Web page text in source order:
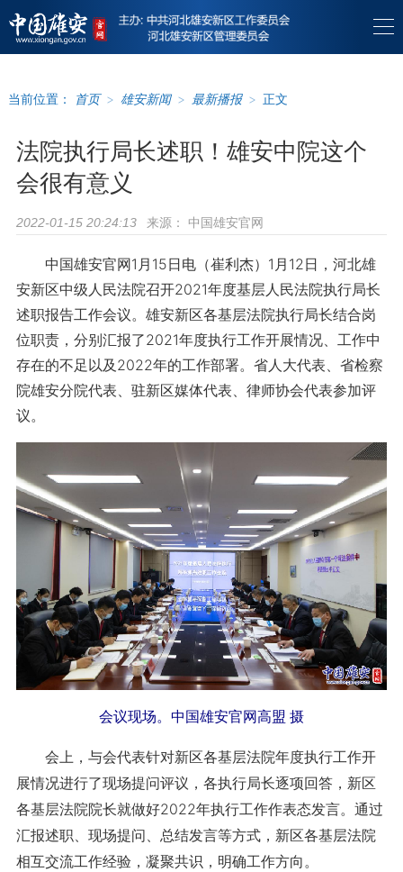
当前位置： 首页 > 雄安新闻 > 最新播报 > 正文
法院执行局长述职！雄安中院这个
会很有意义
2022-01-15 20:24:13 来源： 中国雄安官网
中国雄安官网1月15日电（崔利杰）1月12日，河北雄
安新区中级人民法院召开2021年度基层人民法院执行局长
述职报告工作会议。雄安新区各基层法院执行局长结合岗
位职责，分别汇报了2021年度执行工作开展情况、工作中
存在的不足以及2022年的工作部署。省人大代表、省检察
院雄安分院代表、驻新区媒体代表、律师协会代表参加评
议。
会议现场。中国雄安官网高盟 摄
会上，与会代表针对新区各基层法院年度执行工作开
展情况进行了现场提问评议，各执行局长逐项回答，新区
各基层法院院长就做好2022年执行工作作表态发言。通过
汇报述职、现场提问、总结发言等方式，新区各基层法院
相互交流工作经验，凝聚共识，明确工作方向。